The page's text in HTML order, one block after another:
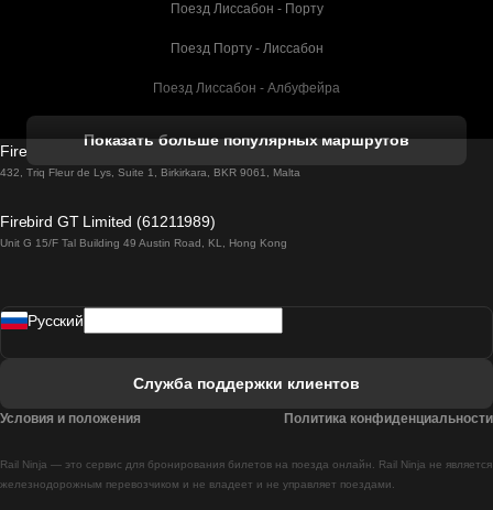
Поезд Лиссабон - Порту
Поезд Порту - Лиссабон
Поезд Лиссабон - Албуфейра
Поезд Лиссабон - Лагос
Поезд Лиссабон - Мадрид
Поезд Лиссабон - Брага
Показать больше популярных маршрутов
Firebird GT Limited (OC 1451)
432, Triq Fleur de Lys, Suite 1, Birkirkara, BKR 9061, Malta
Firebird GT Limited (61211989)
Unit G 15/F Tal Building 49 Austin Road, KL, Hong Kong
Rail Ninja — это сервис для бронирования билетов на поезда онлайн. Rail Ninja не является
железнодорожным перевозчиком и не владеет и не управляет поездами.
Pусский
Служба поддержки клиентов
Условия и положения Политика конфиденциальности